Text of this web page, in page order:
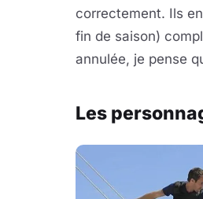
correctement. Ils
fin de saison)
annulée, je pense
Les